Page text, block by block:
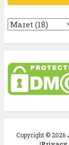
Copyright © 2026